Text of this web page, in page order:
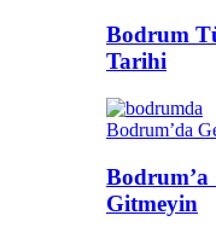
Bodrum
Tarihi
Bodrum’da
Bodrum’a
Gitmeyin